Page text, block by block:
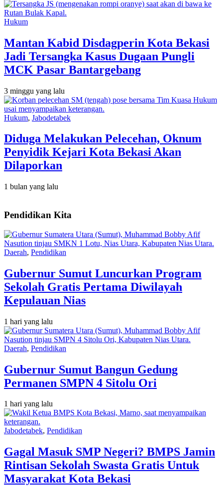
Hukum
Mantan Kabid Disdagperin Kota Bekasi
Jadi Tersangka Kasus Dugaan Pungli
MCK Pasar Bantargebang
3 minggu yang lalu
Hukum, Jabodetabek
Diduga Melakukan Pelecehan, Oknum
Penyidik Kejari Kota Bekasi Akan
Dilaporkan
1 bulan yang lalu
Pendidikan Kita
Daerah, Pendidikan
Gubernur Sumut Luncurkan Program
Sekolah Gratis Pertama Diwilayah
Kepulauan Nias
1 hari yang lalu
Daerah, Pendidikan
Gubernur Sumut Bangun Gedung
Permanen SMPN 4 Sitolu Ori
1 hari yang lalu
Jabodetabek, Pendidikan
Gagal Masuk SMP Negeri? BMPS Jamin
Rintisan Sekolah Swasta Gratis Untuk
Masyarakat Kota Bekasi